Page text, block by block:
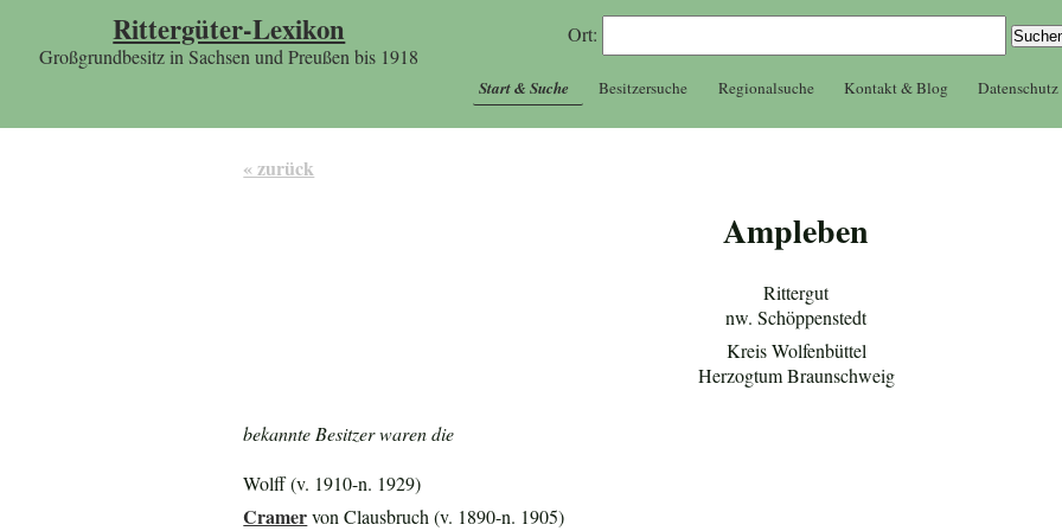
Rittergüter-Lexikon
Großgrundbesitz in Sachsen und Preußen bis 1918
Ort:
Start & Suche Besitzersuche Regionalsuche Kontakt & Blog Datenschutz
« zurück
Ampleben
Rittergut
nw. Schöppenstedt
Kreis Wolfenbüttel
Herzogtum Braunschweig
bekannte Besitzer waren die
Wolff (v. 1910-n. 1929)
Cramervon Clausbruch (v. 1890-n. 1905)